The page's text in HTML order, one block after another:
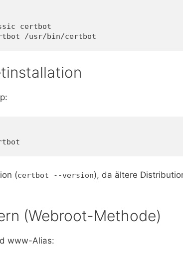
certbot
/usr/bin/certbot
(certbot --version), da ältere
(Webroot-Methode)
www-Alias: